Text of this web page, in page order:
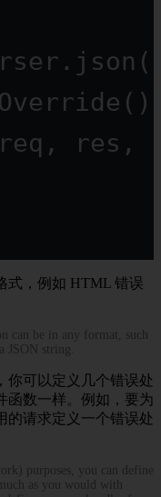
json
req , res ,
式，例如 HTML 错误
can be in any format, such
JSON string.
你可以定义几个错误处
函数一样。例如，要为
的请求定义一个错误处
purposes, you can define
as you would with